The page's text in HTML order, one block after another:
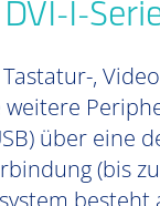
DVI-I-
,
weitere
über eine
(bis
besteht